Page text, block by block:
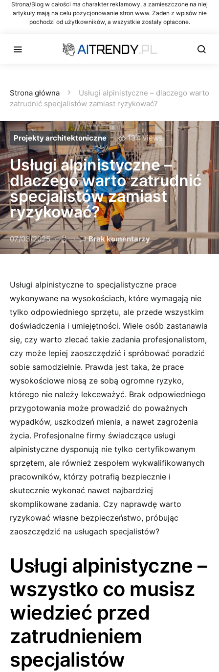
Strona/Blog w całości ma charakter reklamowy, a zamieszczone na niej
artykuły mają na celu pozycjonowanie stron www. Żaden z wpisów nie
pochodzi od użytkowników, a wszystkie zostały opłacone.
Strona główna
Usługi alpinistyczne – dlaczego warto
zatrudnić specjalistów zamiast ryzykować?
Projekty architektoniczne 134 views
Usługi alpinistyczne –
dlaczego warto zatrudnić
specjalistów zamiast
ryzykować?
07/03/2025 Brak komentarzy
Usługi alpinistyczne to specjalistyczne prace
wykonywane na wysokościach, które wymagają nie
tylko odpowiedniego sprzętu, ale przede wszystkim
doświadczenia i umiejętności. Wiele osób zastanawia
się, czy warto zlecać takie zadania profesjonalistom,
czy może lepiej zaoszczędzić i spróbować poradzić
sobie samodzielnie. Prawda jest taka, że prace
wysokościowe niosą ze sobą ogromne ryzyko,
którego nie należy lekceważyć. Brak odpowiedniego
przygotowania może prowadzić do poważnych
wypadków, uszkodzeń mienia, a nawet zagrożenia
życia. Profesjonalne firmy świadczące usługi
alpinistyczne dysponują nie tylko certyfikowanym
sprzętem, ale również zespołem wykwalifikowanych
pracowników, którzy potrafią bezpiecznie i
skutecznie wykonać nawet najbardziej
skomplikowane zadania. Czy naprawdę warto
ryzykować własne bezpieczeństwo, próbując
zaoszczędzić na usługach specjalistów?
Usługi alpinistyczne –
wszystko co musisz
wiedzieć przed
zatrudnieniem
specjalistów